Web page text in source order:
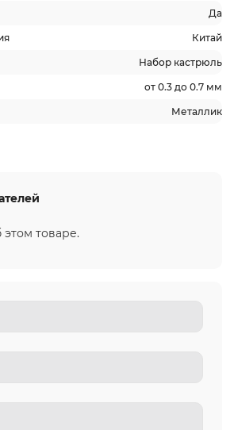
Да
Китай
Набор кастрюль
от 0.3 до 0.7 мм
Металлик
товаре.